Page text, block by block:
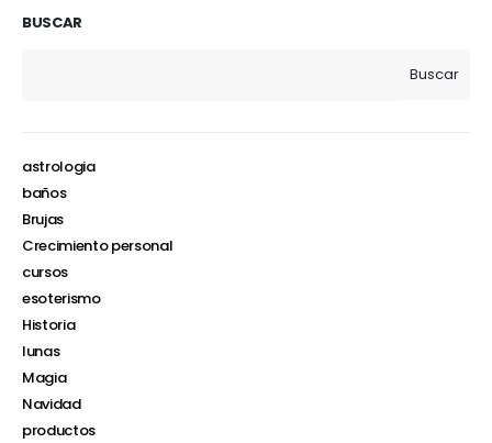
BUSCAR
Buscar
astrologia
baños
Brujas
Crecimiento personal
cursos
esoterismo
Historia
lunas
Magia
Navidad
productos